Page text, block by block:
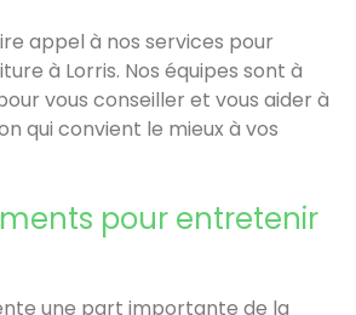
appel à nos services pour
à Lorris. Nos équipes sont à
vous conseiller et vous aider à
qui convient le mieux à vos
pour entretenir
une part importante de la